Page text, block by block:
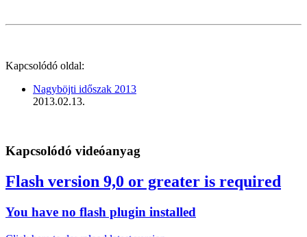
Kapcsolódó oldal:
Nagyböjti időszak 2013
2013.02.13.
Kapcsolódó videóanyag
Flash version 9,0 or greater is required
You have no flash plugin installed